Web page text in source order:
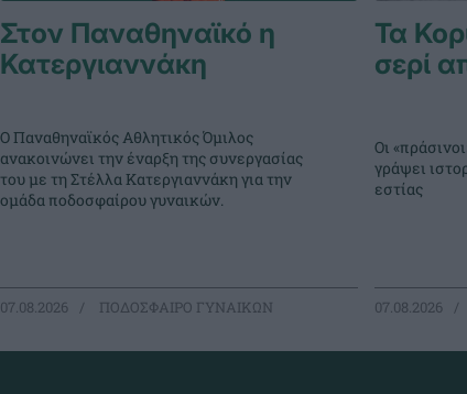
Στον Παναθηναϊκό η
Κατεργιαννάκη
Ο Παναθηναϊκός Αθλητικός Όμιλος
ανακοινώνει την έναρξη της συνεργασίας
του με τη Στέλλα Κατεργιαννάκη για την
ομάδα ποδοσφαίρου γυναικών.
07.08.2026 ΠΟΔΟΣΦΑΙΡΟ ΓΥΝΑΙΚΩΝ
Τα
σερί
Οι
γράψει
εστίας
07.08.2026